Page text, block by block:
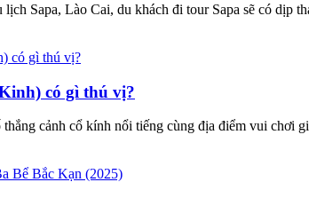
Sapa, Lào Cai, du khách đi tour Sapa sẽ có dịp
có gì thú vị?
cảnh cổ kính nổi tiếng cùng địa điểm vui chơi